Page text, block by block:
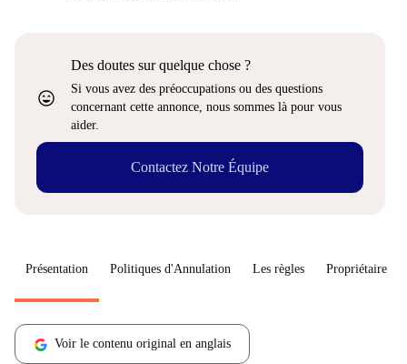
sentiment_very_satisfied
Des doutes sur quelque chose ?
Si vous avez des préoccupations ou des questions
concernant cette annonce, nous sommes là pour vous
aider.
Contactez Notre Équipe
Présentation Politiques d'Annulation Les règles Propriétaire
Voir le contenu original en anglais